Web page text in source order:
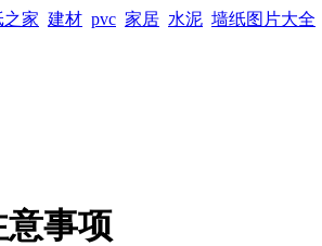
之家 建材 pvc 家居 水泥 墙纸图片大全
意事项